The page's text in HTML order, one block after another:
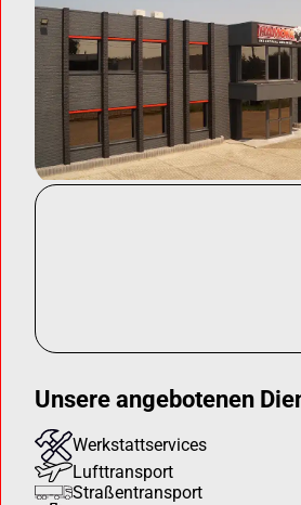
Unsere angebotenen
Werkstattservices
Lufttransport
Straßentransport